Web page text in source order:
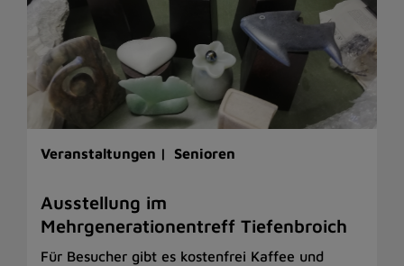
Veranstaltungen | Senioren
Ausstellung im
Mehrgenerationentreff Tiefenbroich
Für Besucher gibt es kostenfrei Kaffee und